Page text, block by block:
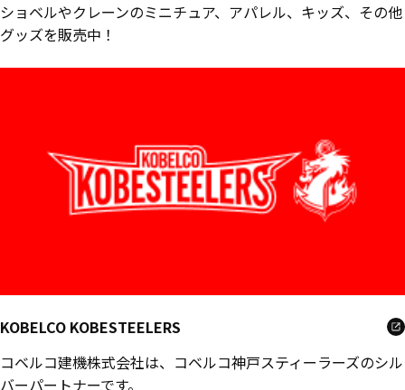
ショベルやクレーンのミニチュア、アパレル、キッズ、その他
グッズを販売中！
KOBELCO KOBESTEELERS
コベルコ建機株式会社は、コベルコ神戸スティーラーズのシル
バーパートナーです。